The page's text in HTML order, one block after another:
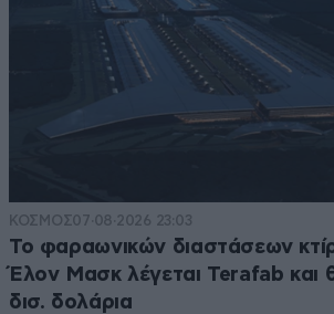
ΚΟΣΜΟΣ07·08·2026 23:03
Το φαραωνικών διαστάσεων
Έλον Μασκ λέγεται Terafab και
δισ. δολάρια